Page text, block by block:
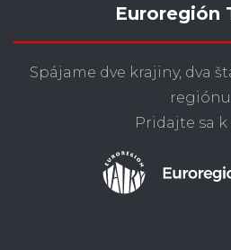
Euroregión
Spájame dve krajiny, dva
Pridajte sa k